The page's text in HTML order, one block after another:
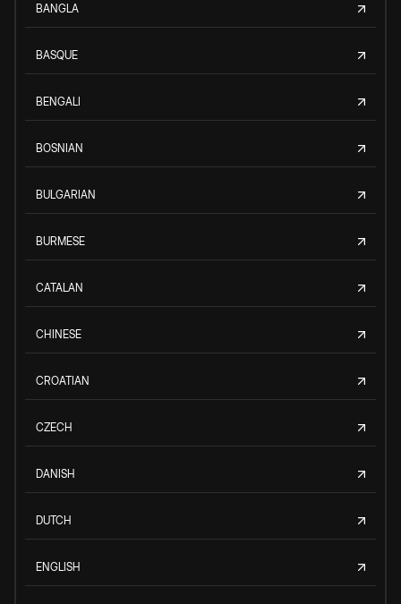
BANGLA
BASQUE
BENGALI
BOSNIAN
BULGARIAN
BURMESE
CATALAN
CHINESE
CROATIAN
CZECH
DANISH
DUTCH
ENGLISH